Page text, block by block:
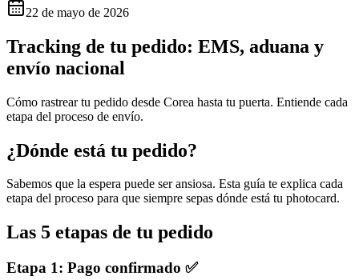
22 de mayo de 2026
Tracking de tu pedido: EMS, aduana y
envío nacional
Cómo rastrear tu pedido desde Corea hasta tu puerta. Entiende cada
etapa del proceso de envío.
¿Dónde está tu pedido?
Sabemos que la espera puede ser ansiosa. Esta guía te explica cada
etapa del proceso para que siempre sepas dónde está tu photocard.
Las 5 etapas de tu pedido
Etapa 1: Pago confirmado ✅